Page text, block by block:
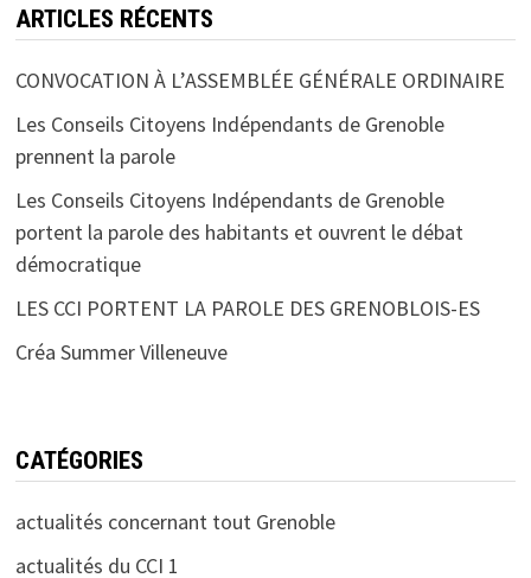
ARTICLES RÉCENTS
CONVOCATION À L’ASSEMBLÉE GÉNÉRALE ORDINAIRE
Les Conseils Citoyens Indépendants de Grenoble
prennent la parole
Les Conseils Citoyens Indépendants de Grenoble
portent la parole des habitants et ouvrent le débat
démocratique
LES CCI PORTENT LA PAROLE DES GRENOBLOIS-ES
Créa Summer Villeneuve
CATÉGORIES
actualités concernant tout Grenoble
actualités du CCI 1